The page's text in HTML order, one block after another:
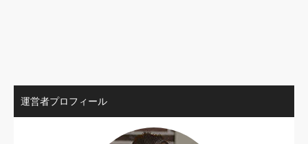
運営者プロフィール